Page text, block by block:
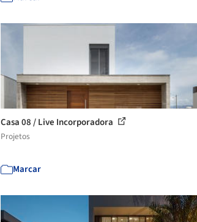
Casa 08 / Live Incorporadora
Projetos
Marcar